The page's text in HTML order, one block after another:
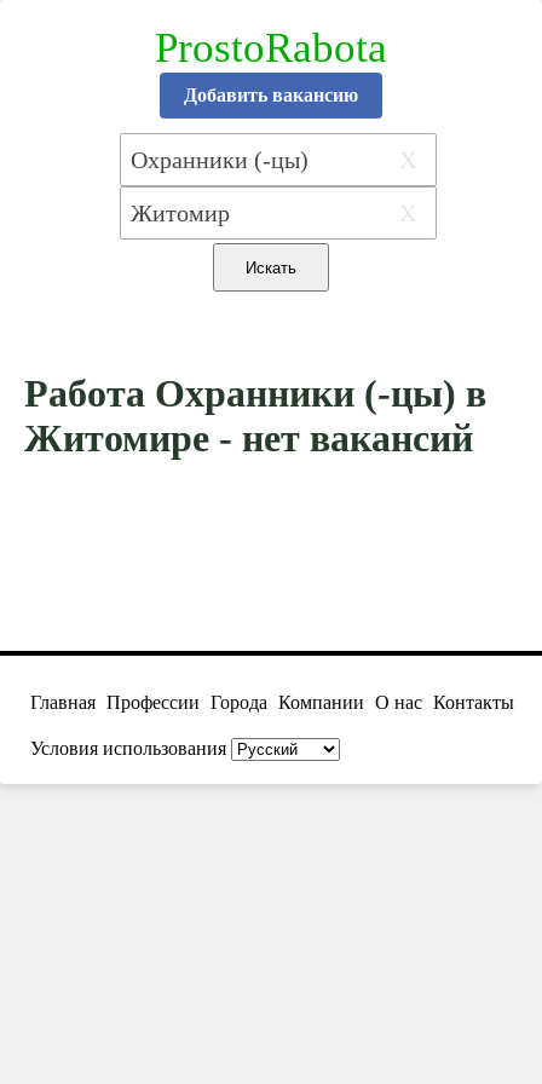
ProstoRabota
Добавить вакансию
X
X
Работа Охранники (-цы) в
Житомире - нет вакансий
Главная Профессии Города Компании О нас Контакты
Условия использования